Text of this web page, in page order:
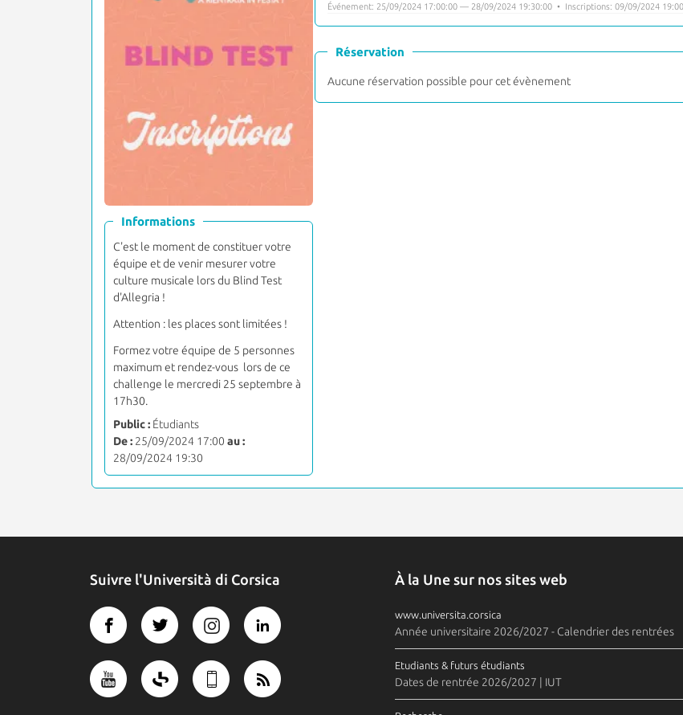
Informations
C'est le moment de constituer votre
équipe et de venir mesurer votre
culture musicale lors du Blind Test
d'Allegria !
Attention : les places sont limitées !
Formez votre équipe de 5 personnes
maximum et rendez-vous lors de ce
challenge le mercredi 25 septembre à
17h30.
Public : Étudiants
De : 25/09/2024 17:00 au :
28/09/2024 19:30
Événement: 25/09/2024 17:00:00 — 28/09/2024 19:30:00 • Inscriptions: 09/09/2024
Réservation
Aucune réservation possible pour cet évènement
Suivre l'Università di Corsica À la Une sur nos sites web
www.universita.corsica
Année universitaire 2026/2027 - Calendrier des rentrées
Etudiants & futurs étudiants
Dates de rentrée 2026/2027 | IUT